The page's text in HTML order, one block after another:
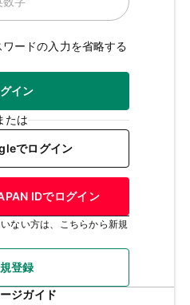
ードの入力を省略する
イン
たは
でログイン
IDでログイン
ない方は、こちらから新規
登録
ジガイド